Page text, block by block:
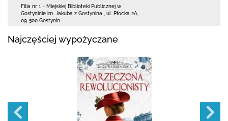
Filia nr 1 - Miejskiej Biblioteki Publicznej w
Gostyninie im. Jakuba z Gostynina
ul. Płocka 2A
09-500 Gostynin
Najczęściej wypożyczane